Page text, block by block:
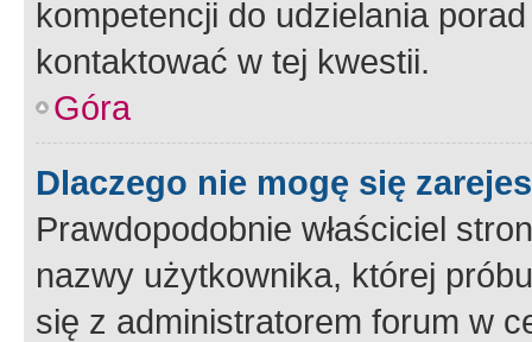
kompetencji do udzielania
kontaktować w tej kwestii.
Góra
Dlaczego nie mogę się
Prawdopodobnie właściciel
nazwy użytkownika, której
się z administratorem forum w